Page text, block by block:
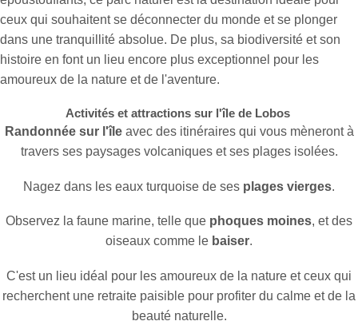
ceux qui souhaitent se déconnecter du monde et se plonger
dans une tranquillité absolue. De plus, sa biodiversité et son
histoire en font un lieu encore plus exceptionnel pour les
amoureux de la nature et de l'aventure.
Activités et attractions sur l'île de Lobos
Randonnée sur l'îleavec des itinéraires qui vous mèneront à
travers ses paysages volcaniques et ses plages isolées.
Nagez dans les eaux turquoise de ses plages vierges.
Observez la faune marine, telle que phoques moines, et des
oiseaux comme le baiser.
C'est un lieu idéal pour les amoureux de la nature et ceux qui
recherchent une retraite paisible pour profiter du calme et de la
beauté naturelle.